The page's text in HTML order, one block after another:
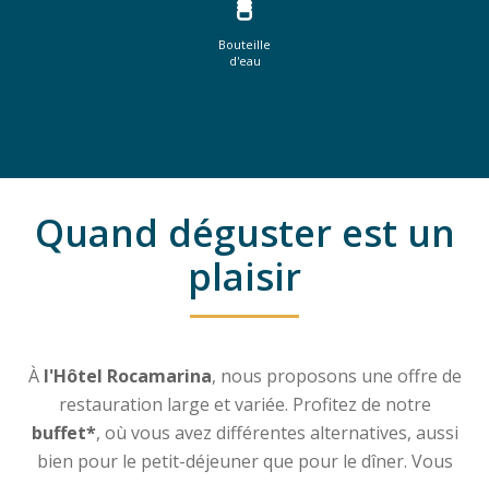
Bouteille
d'eau
Quand déguster est un
plaisir
À l'Hôtel Rocamarina, nous proposons une offre de
restauration large et variée. Profitez de notre
buffet*, où vous avez différentes alternatives, aussi
bien pour le petit-déjeuner que pour le dîner. Vous